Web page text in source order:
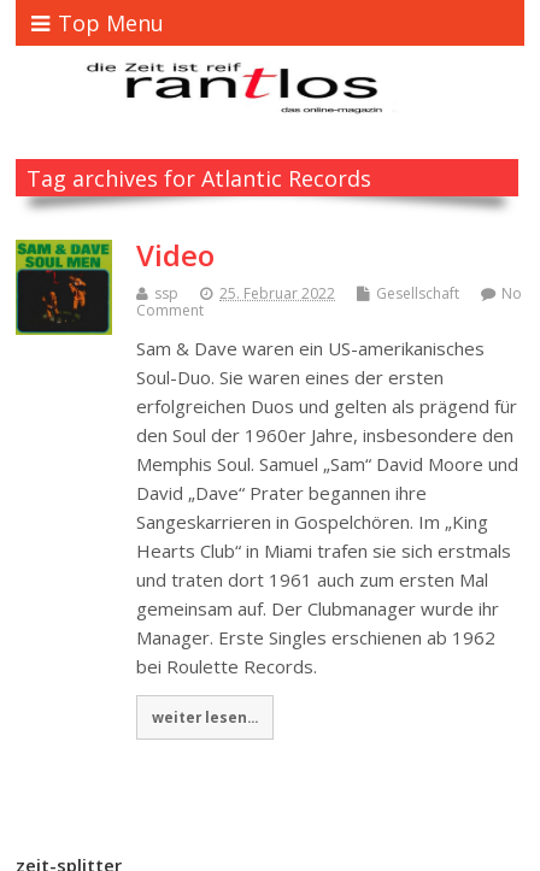
Top Menu
Tag archives for Atlantic Records
Video
ssp 25. Februar 2022 Gesellschaft
No
Comment
Sam & Dave waren ein US-amerikanisches
Soul-Duo. Sie waren eines der ersten
erfolgreichen Duos und gelten als prägend für
den Soul der 1960er Jahre, insbesondere den
Memphis Soul. Samuel „Sam“ David Moore und
David „Dave“ Prater begannen ihre
Sangeskarrieren in Gospelchören. Im „King
Hearts Club“ in Miami trafen sie sich erstmals
und traten dort 1961 auch zum ersten Mal
gemeinsam auf. Der Clubmanager wurde ihr
Manager. Erste Singles erschienen ab 1962
bei Roulette Records.
weiter lesen...
zeit-splitter